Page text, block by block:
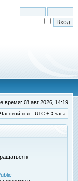
время: 08 авг 2026, 14:19
Часовой пояс: UTC + 3 часа
к